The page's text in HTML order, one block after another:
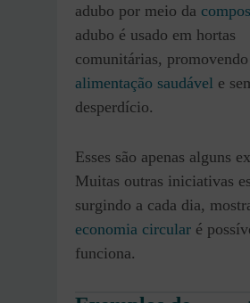
adubo por meio da
adubo é usado em hortas
comunitárias,
alimentação saudável e
desperdício.
Esses são apenas alguns
Muitas outras iniciativas
surgindo a cada dia,
economia circular é
funciona.